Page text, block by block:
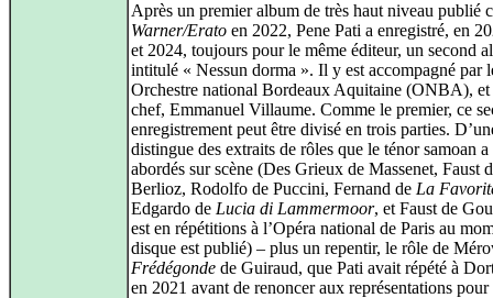
Après un premier album de très haut niveau publié
Warner/Erato en 2022, Pene Pati a enregistré, en
et 2024, toujours pour le même éditeur, un second
intitulé « Nessun dorma ». Il y est accompagné par
Orchestre national Bordeaux Aquitaine (ONBA), et
chef, Emmanuel Villaume. Comme le premier, ce
enregistrement peut être divisé en trois parties.
distingue des extraits de rôles que le ténor samoan a
abordés sur scène (Des Grieux de Massenet, Faust
Berlioz, Rodolfo de Puccini, Fernand de La
Edgardo de Lucia di Lammermoor, et Faust de
est en répétitions à l’Opéra national de Paris au
disque est publié) – plus un repentir, le rôle de
Frédégonde de Guiraud, que Pati avait répété à
en 2021 avant de renoncer aux représentations pour